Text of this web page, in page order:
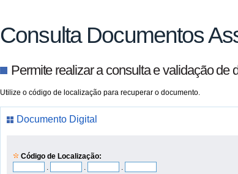
Consulta Documentos
Permite realizar a consulta e validação de
Utilize o código de localização para recuperar o documento.
Documento Digital
Código de Localização:
.
. .